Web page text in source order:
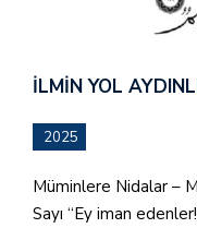
İLMIN YOL
2025
Müminlere Nidalar –
Sayı “Ey iman